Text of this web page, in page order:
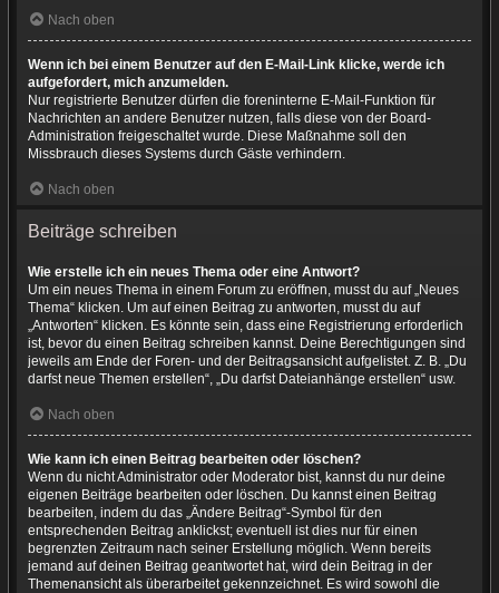
Nach oben
Wenn ich bei einem Benutzer auf den E-Mail-Link klicke, werde ich
aufgefordert, mich anzumelden.
Nur registrierte Benutzer dürfen die foreninterne E-Mail-Funktion für
Nachrichten an andere Benutzer nutzen, falls diese von der Board-
Administration freigeschaltet wurde. Diese Maßnahme soll den
Missbrauch dieses Systems durch Gäste verhindern.
Nach oben
Beiträge schreiben
Wie erstelle ich ein neues Thema oder eine Antwort?
Um ein neues Thema in einem Forum zu eröffnen, musst du auf „Neues
Thema“ klicken. Um auf einen Beitrag zu antworten, musst du auf
„Antworten“ klicken. Es könnte sein, dass eine Registrierung erforderlich
ist, bevor du einen Beitrag schreiben kannst. Deine Berechtigungen sind
jeweils am Ende der Foren- und der Beitragsansicht aufgelistet. Z. B. „Du
darfst neue Themen erstellen“, „Du darfst Dateianhänge erstellen“ usw.
Nach oben
Wie kann ich einen Beitrag bearbeiten oder löschen?
Wenn du nicht Administrator oder Moderator bist, kannst du nur deine
eigenen Beiträge bearbeiten oder löschen. Du kannst einen Beitrag
bearbeiten, indem du das „Ändere Beitrag“-Symbol für den
entsprechenden Beitrag anklickst; eventuell ist dies nur für einen
begrenzten Zeitraum nach seiner Erstellung möglich. Wenn bereits
jemand auf deinen Beitrag geantwortet hat, wird dein Beitrag in der
Themenansicht als überarbeitet gekennzeichnet. Es wird sowohl die